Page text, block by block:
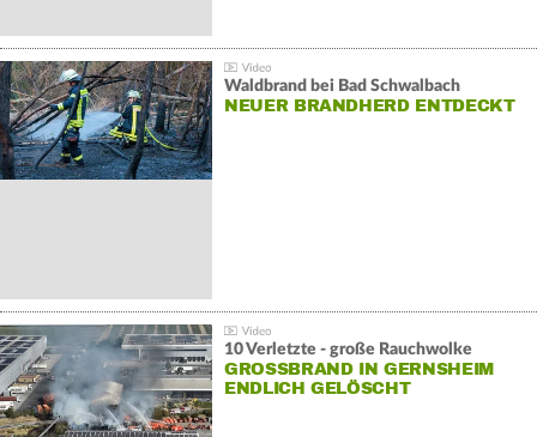
Waldbrand bei Bad Schwalbach
NEUER BRANDHERD ENTDECKT
10 Verletzte - große Rauchwolke
GROSSBRAND IN GERNSHEIM E
NDLICH GELÖSCHT